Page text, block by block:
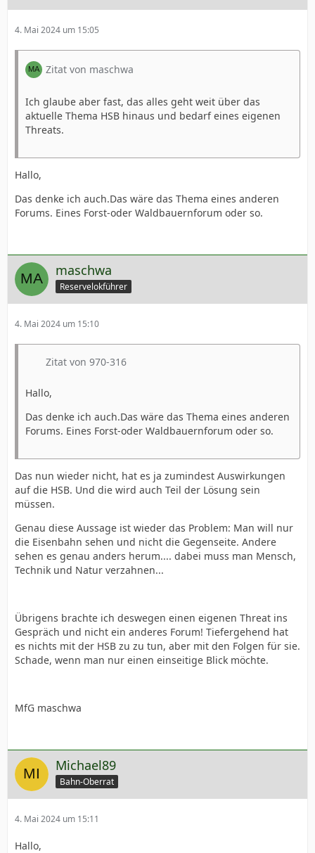
4. Mai 2024 um 15:05
Zitat von maschwa
Ich glaube aber fast, das alles geht weit über das
aktuelle Thema HSB hinaus und bedarf eines eigenen
Threats.
Hallo,
Das denke ich auch.Das wäre das Thema eines anderen
Forums. Eines Forst-oder Waldbauernforum oder so.
maschwa
Reservelokführer
4. Mai 2024 um 15:10
Zitat von 970-316
Hallo,
Das denke ich auch.Das wäre das Thema eines anderen
Forums. Eines Forst-oder Waldbauernforum oder so.
Das nun wieder nicht, hat es ja zumindest Auswirkungen
auf die HSB. Und die wird auch Teil der Lösung sein
müssen.
Genau diese Aussage ist wieder das Problem: Man will nur
die Eisenbahn sehen und nicht die Gegenseite. Andere
sehen es genau anders herum.... dabei muss man Mensch,
Technik und Natur verzahnen...
Übrigens brachte ich deswegen einen eigenen Threat ins
Gespräch und nicht ein anderes Forum! Tiefergehend hat
es nichts mit der HSB zu zu tun, aber mit den Folgen für sie.
Schade, wenn man nur einen einseitige Blick möchte.
MfG maschwa
Michael89
Bahn-Oberrat
4. Mai 2024 um 15:11
Hallo,